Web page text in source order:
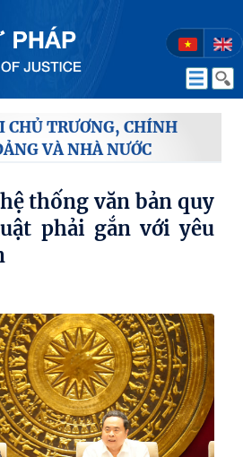
CHỦ TRƯƠNG, CHÍNH
VÀ NHÀ NƯỚC
thống văn bản quy
phải gắn với yêu